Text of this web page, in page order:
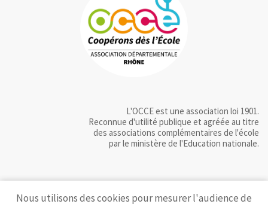
L'OCCE est une association loi 1901.
Reconnue d'utilité publique et agréée au titre
des associations complémentaires de l'école
par le ministère de l'Education nationale.
Nous utilisons des cookies pour mesurer l'audience de